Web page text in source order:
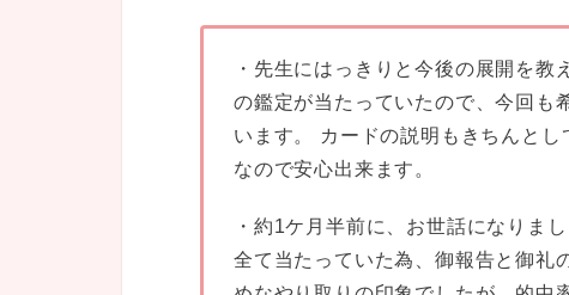
・先生にはっきりと今後の展開を教
の鑑定が当たっていたので、今回も
います。 カードの説明もきちんと
なので安心出来ます。
・約1ケ月半前に、お世話になりま
全て当たっていた為、御報告と御礼